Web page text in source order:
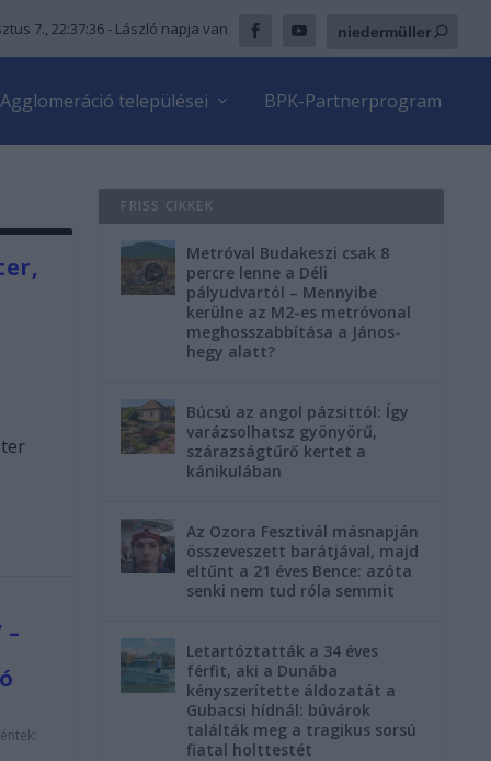
7., 22:37:38 - László napja van
Agglomeráció települései BPK-Partnerprogram
FRISS CIKKEK
Metróval Budakeszi csak 8
percre lenne a Déli
pályudvartól – Mennyibe
kerülne az M2-es metróvonal
meghosszabbítása a János-
hegy alatt?
Búcsú az angol pázsittól: Így
varázsolhatsz gyönyörű,
szárazságtűrő kertet a
kánikulában
Az Ozora Fesztivál másnapján
összeveszett barátjával, majd
eltűnt a 21 éves Bence: azóta
senki nem tud róla semmit
Letartóztatták a 34 éves
férfit, aki a Dunába
kényszerítette áldozatát a
Gubacsi hídnál: búvárok
találták meg a tragikus sorsú
fiatal holttestét